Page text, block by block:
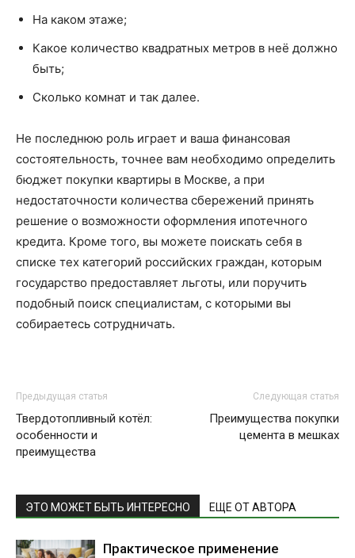
На каком этаже;
Какое количество квадратных метров в неё должно
быть;
Сколько комнат и так далее.
Не последнюю роль играет и ваша финансовая
состоятельность, точнее вам необходимо определить
бюджет покупки квартиры в Москве, а при
недостаточности количества сбережений принять
решение о возможности оформления ипотечного
кредита. Кроме того, вы можете поискать себя в
списке тех категорий российских граждан, которым
государство предоставляет льготы, или поручить
подобный поиск специалистам, с которыми вы
собираетесь сотрудничать.
Предыдущая статья
Твердотопливный котёл:
особенности и
преимущества
Следующая статья
Преимущества покупки
цемента в мешках
ЭТО МОЖЕТ БЫТЬ ИНТЕРЕСНО ЕЩЕ ОТ АВТОРА
Практическое применение